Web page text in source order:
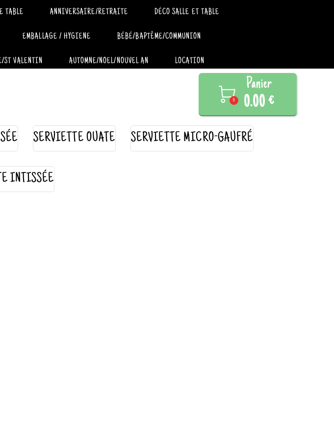
TABLE ANNIVERSAIRE/RETRAITE DÉCO SALLE ET TABLE
EMBALLAGE / HYGIENE BÉBÉ/BAPTÊME/COMMUNION
ST VALENTIN AUTOMNE/NOEL/NOUVEL AN LOCATION

0
Panier
0.00 €
SERVIETTE OUATE SERVIETTE MICRO-GAUFRÉ
INTISSÉE